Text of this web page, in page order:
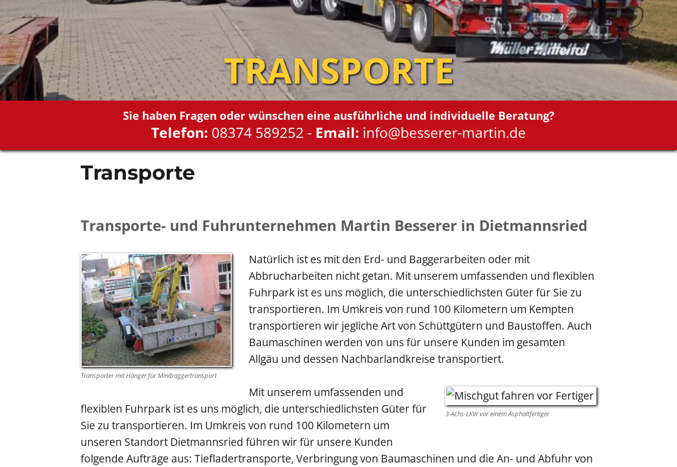
TRANSPORTE
Sie haben Fragen oder wünschen eine ausführliche und individuelle Beratung?
Telefon: 08374 589252 - Email: info@besserer-martin.de
Transporte
Transporte- und Fuhrunternehmen Martin Besserer in Dietmannsried
Transporter mit Hänger für Minibaggertransport
Natürlich ist es mit den Erd- und Baggerarbeiten oder mit
Abbrucharbeiten nicht getan. Mit unserem umfassenden und flexiblen
Fuhrpark ist es uns möglich, die unterschiedlichsten Güter für Sie zu
transportieren. Im Umkreis von rund 100 Kilometern um Kempten
transportieren wir jegliche Art von Schüttgütern und Baustoffen. Auch
Baumaschinen werden von uns für unsere Kunden im gesamten
Allgäu und dessen Nachbarlandkreise transportiert.
3-Achs-LKW vor einem Asphaltfertiger
Mit unserem umfassenden und
flexiblen Fuhrpark ist es uns möglich, die unterschiedlichsten Güter für
Sie zu transportieren. Im Umkreis von rund 100 Kilometern um
unseren Standort Dietmannsried führen wir für unsere Kunden
folgende Aufträge aus: Tiefladertransporte, Verbringung von Baumaschinen und die An- und Abfuhr von